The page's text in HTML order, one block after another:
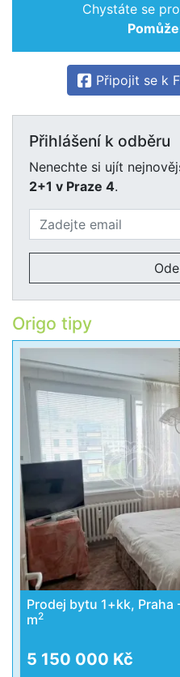
Chystáte se
Připojit se k
Přihlášení k odběru
Nenechte si ujít
2+1 v Praze 4.
Origo tipy
Prodej bytu 1+kk, Praha
m2
5 150 000 Kč